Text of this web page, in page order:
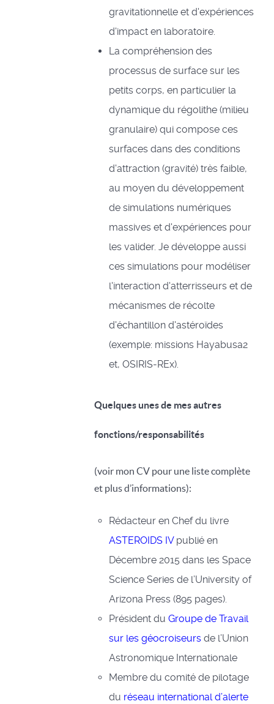
gravitationnelle et d'expériences
d'impact en laboratoire.
La compréhension des
processus de surface sur les
petits corps, en particulier la
dynamique du régolithe (milieu
granulaire) qui compose ces
surfaces dans des conditions
d'attraction (gravité) très faible,
au moyen du développement
de simulations numériques
massives et d'expériences pour
les valider. Je développe aussi
ces simulations pour modéliser
l'interaction d'atterrisseurs et de
mécanismes de récolte
d'échantillon d'astéroïdes
(exemple: missions Hayabusa2
et, OSIRIS-REx).
Quelques unes de mes autres
fonctions/responsabilités
(voir mon CV pour une liste complète
et plus d’informations):
Rédacteur en Chef du livre
ASTEROIDS IVpublié en
Décembre 2015 dans les Space
Science Series de l’University of
Arizona Press (895 pages).
Président du Groupe de Travail
sur les géocroiseurs de l’Union
Astronomique Internationale
Membre du comité de pilotage
du réseau international d’alerte